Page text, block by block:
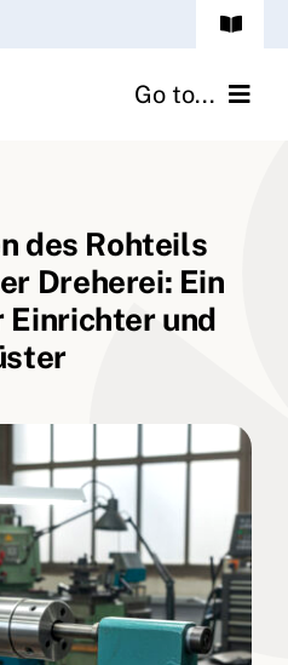
Toggle
Go to...
des Rohteils
Dreherei: Ein
Einrichter und